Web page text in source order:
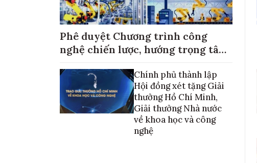
Phê duyệt Chương trình công
nghệ chiến lược, hướng trọng tâm
Chính phủ thành lập
Hội đồng xét tặng Giải
thưởng Hồ Chí Minh,
Giải thưởng Nhà nước
về khoa học và công
nghệ